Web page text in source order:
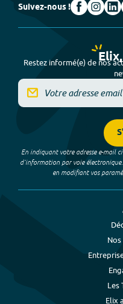
Suivez-nous !
Restez informé(e) de nos
En indiquant votre adresse e-mail
d’information par voie
en modifiant vos
Les
Elix